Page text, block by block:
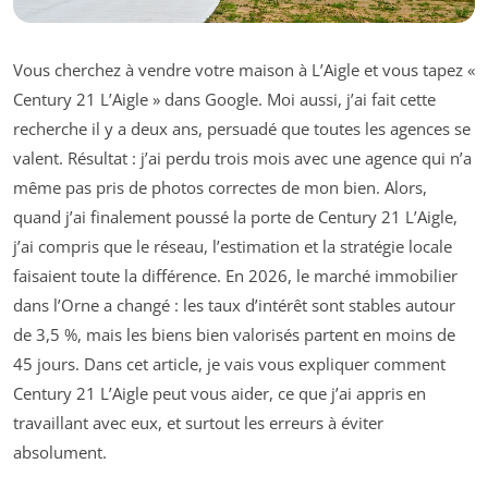
Vous cherchez à vendre votre maison à L’Aigle et vous tapez «
Century 21 L’Aigle » dans Google. Moi aussi, j’ai fait cette
recherche il y a deux ans, persuadé que toutes les agences se
valent. Résultat : j’ai perdu trois mois avec une agence qui n’a
même pas pris de photos correctes de mon bien. Alors,
quand j’ai finalement poussé la porte de Century 21 L’Aigle,
j’ai compris que le réseau, l’estimation et la stratégie locale
faisaient toute la différence. En 2026, le marché immobilier
dans l’Orne a changé : les taux d’intérêt sont stables autour
de 3,5 %, mais les biens bien valorisés partent en moins de
45 jours. Dans cet article, je vais vous expliquer comment
Century 21 L’Aigle peut vous aider, ce que j’ai appris en
travaillant avec eux, et surtout les erreurs à éviter
absolument.